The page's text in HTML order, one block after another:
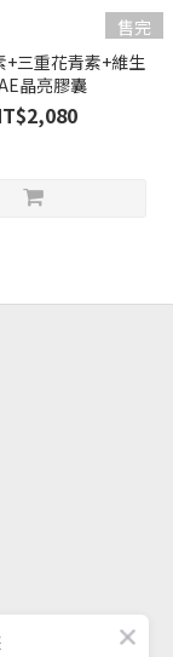
售完
+三重花青素+維生
晶亮膠囊